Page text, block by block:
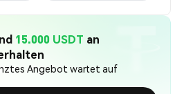
15.000 USDT an
Angebot wartet auf